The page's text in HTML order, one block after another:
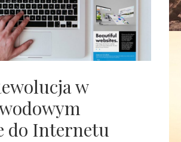
w
do Internetu